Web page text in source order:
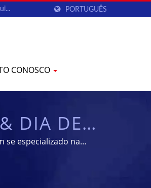
PORTUGUÊS
CONOSCO
DIA DE
DE
DE
se especializado na